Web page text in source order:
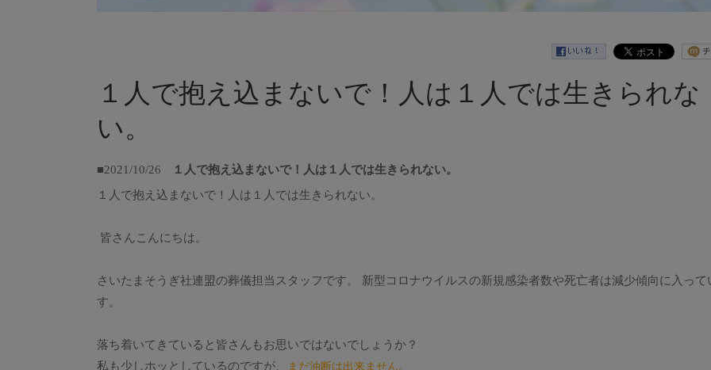
１人で抱え込まないで！人は１人では生きられな
い。
■2021/10/26
１人で抱え込まないで！人は１人では生きられない。
１人で抱え込まないで！人は１人では生きられない。
皆さんこんにちは。
さいたまそうぎ社連盟の葬儀担当スタッフです。 新型コロナウイルスの新規感染者数や死亡者は減少傾向に入って
す。
落ち着いてきていると皆さんもお思いではないでしょうか？
私も少しホッとしているのですが、
まだ油断は出来ません。